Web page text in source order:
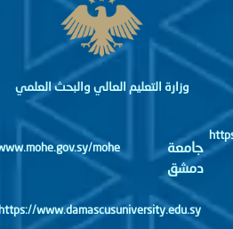
جامعة
دمشق
وزارة التعليم العالي والبحث العلمي
http://www.mohe.gov.sy/mohe